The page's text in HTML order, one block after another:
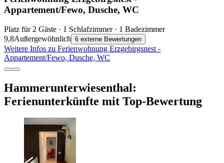
Appartement/Fewo, Dusche, WC
Platz für 2 Gäste · 1 Schlafzimmer · 1 Badezimmer
9,8Außergewöhnlich 6 externe Bewertungen
Weitere Infos zu Ferienwohnung Erzgebirgsnest -
Appartement/Fewo, Dusche, WC
Hammerunterwiesenthal:
Ferienunterkünfte mit Top-Bewertung